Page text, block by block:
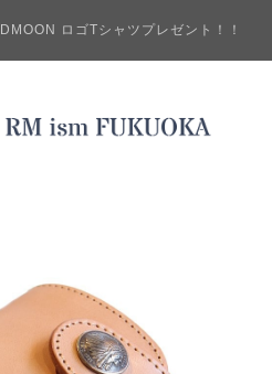
ロゴTシャツプレゼント！！